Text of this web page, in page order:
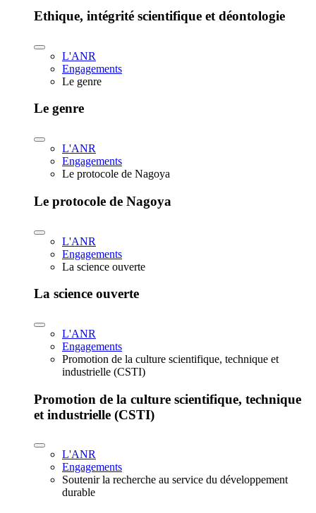
Ethique, intégrité scientifique et déontologie
L'ANR
Engagements
Le genre
Le genre
L'ANR
Engagements
Le protocole de Nagoya
Le protocole de Nagoya
L'ANR
Engagements
La science ouverte
La science ouverte
L'ANR
Engagements
Promotion de la culture scientifique, technique et
industrielle (CSTI)
Promotion de la culture scientifique, technique
et industrielle (CSTI)
L'ANR
Engagements
Soutenir la recherche au service du développement
durable